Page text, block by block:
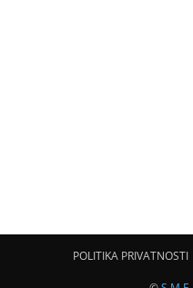
POLITIKA PRIVATNOSTI